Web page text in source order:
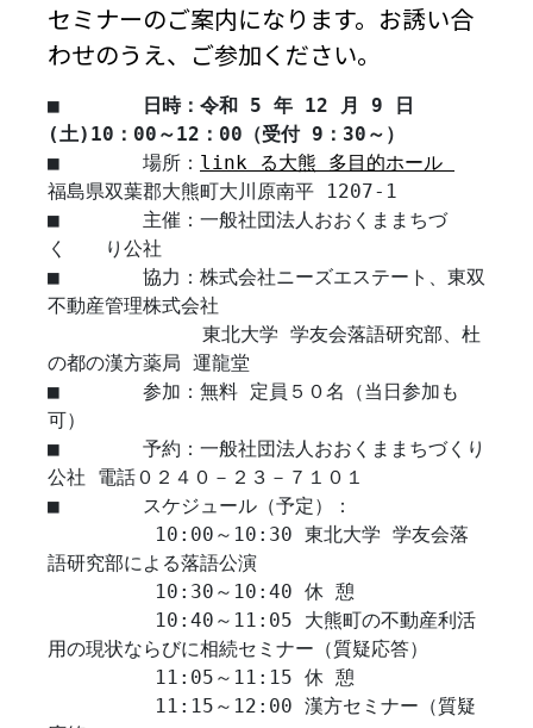
セミナーのご案内になります。お誘い合
わせのうえ、ご参加ください。
■
(土)10：00～12：00（受付 9：30～）
■	場所：
福島県双葉郡大熊町大川原南平 1207-1
■	主催：一般社団法人おおくままちづ
く　　り公社
■	協力：株式会社ニーズエステート、東双
不動産管理株式会社
の都の漢方薬局 運龍堂
■	参加：無料 定員５０名（当日参加も
可）
■	予約：一般社団法人おおくままちづくり
公社 電話０２４０－２３－７１０１
■	スケジュール（予定）：
語研究部による落語公演
用の現状ならびに相続セミナー（質疑応答）